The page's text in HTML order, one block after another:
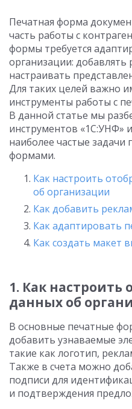
Печатная форма
часть работы с
формы требуется
организации:
настраивать
Для таких целей важно
инструменты работы с
В данной статье мы
инструментов «1С:УНФ»
наиболее частые
формами.
Как настроить
об организации
Как добавить
Как адаптировать
Как создать макет
1. Как настроить
данных об
В основные печатные
добавить узнаваемые
такие как логотип,
Также в счета можно
подписи для
и подтверждения